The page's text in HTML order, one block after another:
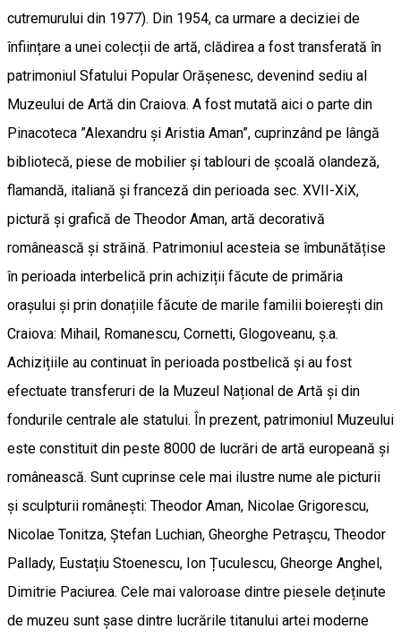
cutremurului din 1977). Din 1954, ca urmare a deciziei de
înființare a unei colecții de artă, clădirea a fost transferată în
patrimoniul Sfatului Popular Orășenesc, devenind sediu al
Muzeului de Artă din Craiova. A fost mutată aici o parte din
Pinacoteca ”Alexandru și Aristia Aman”, cuprinzând pe lângă
bibliotecă, piese de mobilier și tablouri de școală olandeză,
flamandă, italiană și franceză din perioada sec. XVII-XiX,
pictură și grafică de Theodor Aman, artă decorativă
românească și străină. Patrimoniul acesteia se îmbunătățise
în perioada interbelică prin achiziții făcute de primăria
orașului și prin donațiile făcute de marile familii boierești din
Craiova: Mihail, Romanescu, Cornetti, Glogoveanu, ș.a.
Achizițiile au continuat în perioada postbelică și au fost
efectuate transferuri de la Muzeul Național de Artă și din
fondurile centrale ale statului. În prezent, patrimoniul Muzeului
este constituit din peste 8000 de lucrări de artă europeană și
românească. Sunt cuprinse cele mai ilustre nume ale picturii
și sculpturii românești: Theodor Aman, Nicolae Grigorescu,
Nicolae Tonitza, Ștefan Luchian, Gheorghe Petrașcu, Theodor
Pallady, Eustațiu Stoenescu, Ion Țuculescu, Gheorge Anghel,
Dimitrie Paciurea. Cele mai valoroase dintre piesele deținute
de muzeu sunt șase dintre lucrările titanului artei moderne